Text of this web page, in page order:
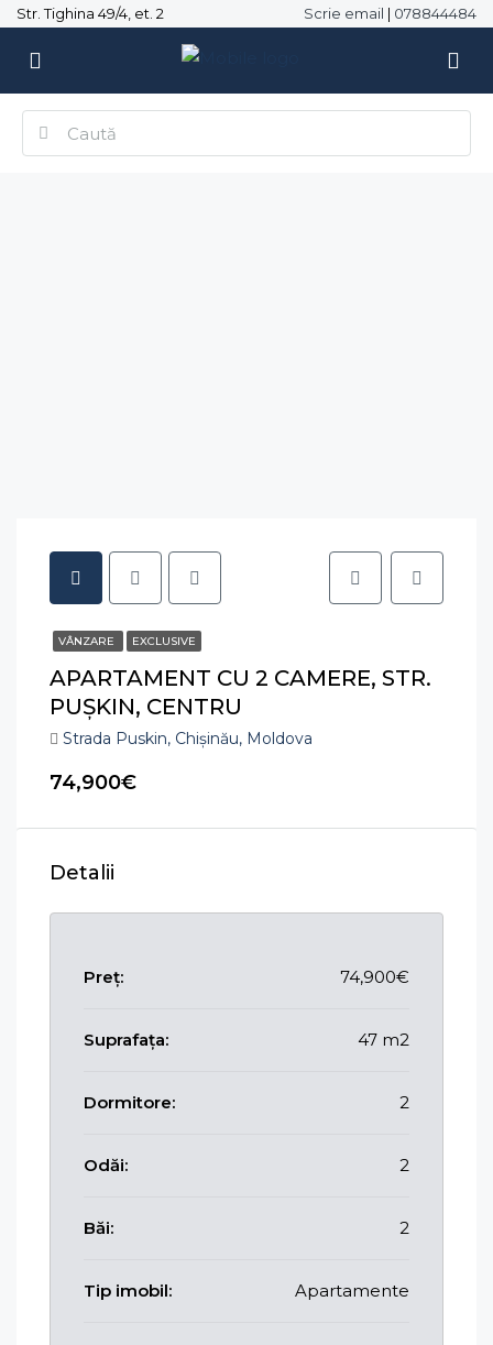
Str. Tighina 49/4, et. 2 Scrie email | 078844484
VÂNZARE EXCLUSIVE
APARTAMENT CU 2 CAMERE, STR.
PUȘKIN, CENTRU
Strada Puskin, Chișinău, Moldova
74,900€
Detalii
Preț: 74,900€
Suprafața: 47 m2
Dormitore: 2
Odăi: 2
Băi: 2
Tip imobil: Apartamente